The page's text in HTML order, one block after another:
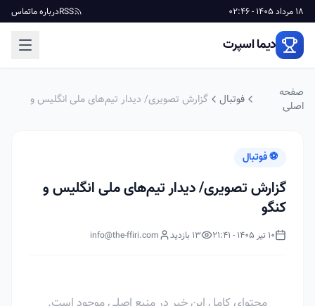
18 مرداد 1405 - 02:46 RSSدرباره ماتماس
دیما اسپرت
صفحه
اصلی
فوتبال
گزارش تصویری/ دیدار تیم‌های ملی انگلیس و
⚽ فوتبال
گزارش تصویری/ دیدار تیم‌های ملی انگلیس و
کنگو
10 تیر 1405 - 21:41 13 بازدید info@the-ffiri.com